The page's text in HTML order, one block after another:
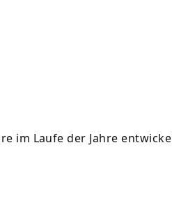
im Laufe der Jahre